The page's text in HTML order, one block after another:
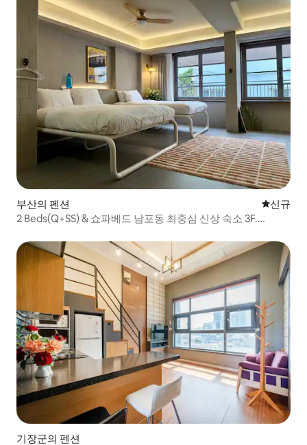
부산의 펜션 신규 숙소
신규
2 Beds(Q+SS) & 쇼파베드 남포동 최중심 신상 숙소 3F.
기장군의 펜션